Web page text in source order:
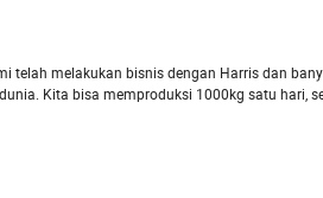
telah melakukan bisnis dengan Harris dan
Kita bisa memproduksi 1000kg satu hari,